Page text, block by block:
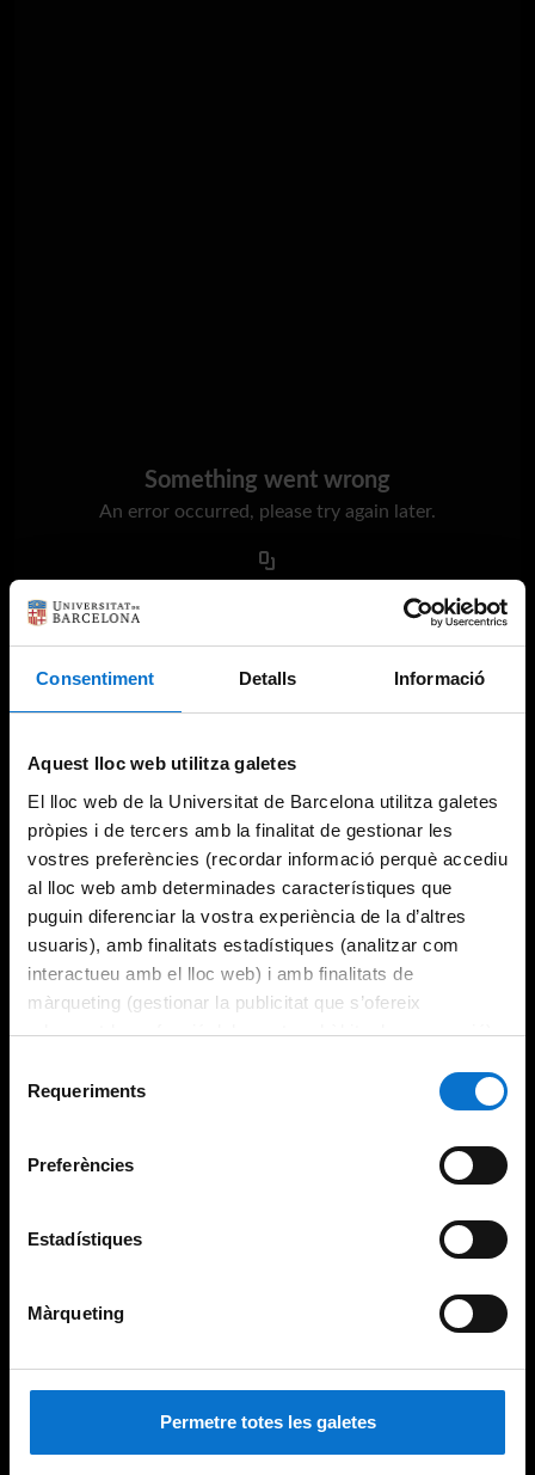
Consentiment Detalls Informació
Aquest lloc web utilitza galetes
El lloc web de la Universitat de Barcelona utilitza galetes
pròpies i de tercers amb la finalitat de gestionar les
vostres preferències (recordar informació perquè accediu
al lloc web amb determinades característiques que
puguin diferenciar la vostra experiència de la d’altres
usuaris), amb finalitats estadístiques (analitzar com
interactueu amb el lloc web) i amb finalitats de
màrqueting (gestionar la publicitat que s’ofereix
adequant-la en funció dels vostres hàbits de navegació).
consultar laPolítica de galetes del lloc web de la
Requeriments
Preferències
Estadístiques
Màrqueting
Permetre totes les galetes
Something went wrong
An error occurred, please try again later.